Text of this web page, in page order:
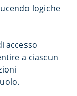
logiche
accesso
a ciascun